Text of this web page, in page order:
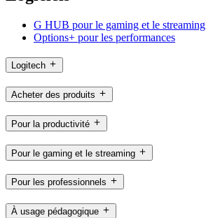
G HUB pour le gaming et le streaming
Options+ pour les performances
Logitech
Acheter des produits
Pour la productivité
Pour le gaming et le streaming
Pour les professionnels
À usage pédagogique